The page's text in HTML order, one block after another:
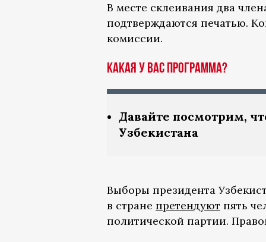
В месте склеивания два
подтверждаются печатью.
комиссии.
Какая у вас программа?
Давайте посмотрим,
Узбекистана
Выборы президента
в стране претендуют пять
политической партии.